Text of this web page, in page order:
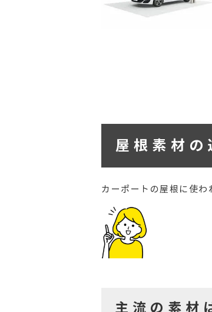
屋根素材の
カーポートの屋根に使わ
主流の素材